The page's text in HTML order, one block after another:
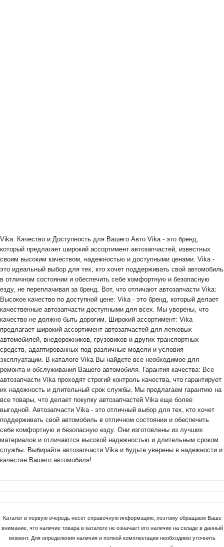
Vika: Качество и Доступность для Вашего Авто Vika - это бренд,
который предлагает широкий ассортимент автозапчастей, известных
своим высоким качеством, надежностью и доступными ценами. Vika -
это идеальный выбор для тех, кто хочет поддерживать свой автомобиль
в отличном состоянии и обеспечить себе комфортную и безопасную
езду, не переплачивая за бренд. Вот, что отличают автозапчасти Vika:
Высокое качество по доступной цене: Vika - это бренд, который делает
качественные автозапчасти доступными для всех. Мы уверены, что
качество не должно быть дорогим. Широкий ассортимент: Vika
предлагает широкий ассортимент автозапчастей для легковых
автомобилей, внедорожников, грузовиков и других транспортных
средств, адаптированных под различные модели и условия
эксплуатации. В каталоге Vika Вы найдете все необходимое для
ремонта и обслуживания Вашего автомобиля. Гарантия качества: Все
автозапчасти Vika проходят строгий контроль качества, что гарантирует
их надежность и длительный срок службы. Мы предлагаем гарантию на
все товары, что делает покупку автозапчастей Vika еще более
выгодной. Автозапчасти Vika - это отличный выбор для тех, кто хочет
поддерживать свой автомобиль в отличном состоянии и обеспечить
себе комфортную и безопасную езду. Они изготовлены из лучших
материалов и отличаются высокой надежностью и длительным сроком
службы. Выбирайте автозапчасти Vika и будьте уверены в надежности и
качестве Вашего автомобиля!
Каталог в первую очередь несёт справочную информацию, поэтому обращаем Ваше
внимание, что наличие товара в каталоге не означает его наличие на складе в данный
момент. Для определения наличия и полной комплектации необходимо уточнять